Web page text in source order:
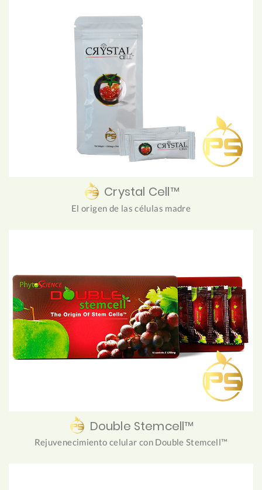
Crystal Cell™
El origen de las células madre
Double Stemcell™
Rejuvenecimiento celular con Double Stemcell™